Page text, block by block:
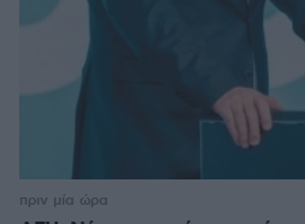
πριν μία ώρα